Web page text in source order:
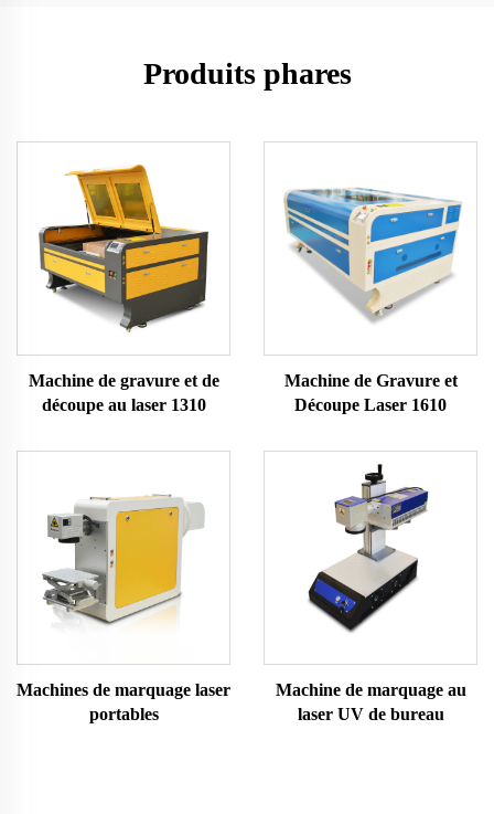
Produits phares
Machine de gravure et de
découpe au laser 1310
Machine de Gravure et
Découpe Laser 1610
Machines de marquage laser
portables
Machine de marquage au
laser UV de bureau